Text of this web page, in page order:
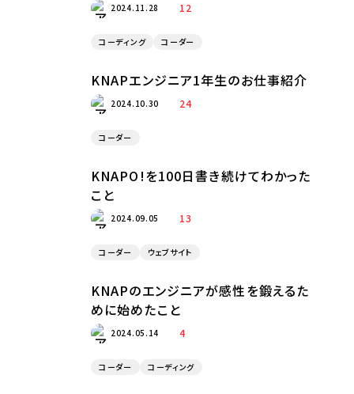
2024.11.28 12
コーディング コーダー
KNAPエンジニア1年生のお仕事紹介
2024.10.30 24
コーダー
KNAPO!を100日書き続けてわかった
こと
2024.09.05 13
コーダー ウェブサイト
KNAPのエンジニアが感性を鍛えるた
めに始めたこと
2024.05.14 4
コーダー コーディング